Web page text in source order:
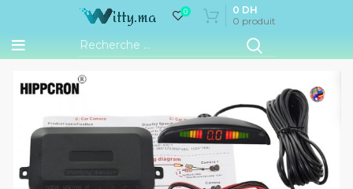
0
0 produit
0 DH